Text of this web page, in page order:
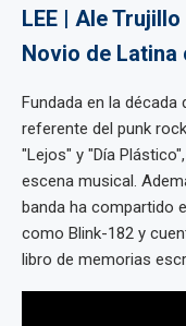
LEE | Ale
Novio de Latina
Fundada en la
referente del punk
"Lejos" y "Día
escena musical.
banda ha compartido
como Blink-182 y
libro de memorias